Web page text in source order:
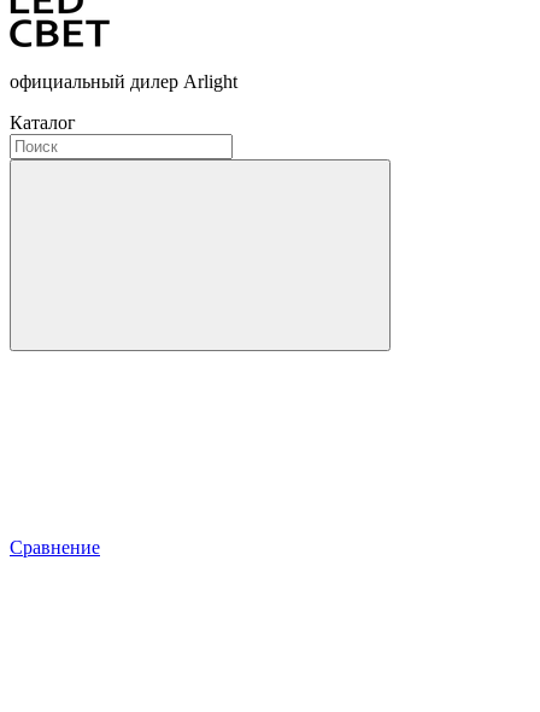
официальный дилер Arlight
Каталог
Сравнение